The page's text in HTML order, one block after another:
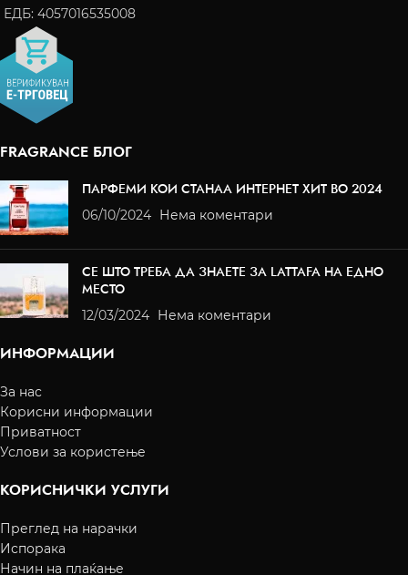
ЕДБ: 4057016535008
FRAGRANCE БЛОГ
ПАРФЕМИ КОИ СТАНАА ИНТЕРНЕТ ХИТ ВО 2024
06/10/2024 Нема коментари
СЕ ШТО ТРЕБА ДА ЗНАЕТЕ ЗА LATTAFA НА ЕДНО
МЕСТО
12/03/2024 Нема коментари
ИНФОРМАЦИИ
За нас
Корисни информации
Приватност
Услови за користење
КОРИСНИЧКИ УСЛУГИ
Преглед на нарачки
Испорака
Начин на плаќање